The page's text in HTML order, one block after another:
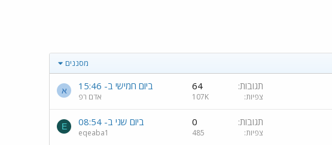
מסננים
תגובות 64
צפיות 107K
ביום חמישי ב- 15:46
אדם רפ
א
תגובות 0
צפיות 485
ביום שני ב- 08:54
eqeaba1
E